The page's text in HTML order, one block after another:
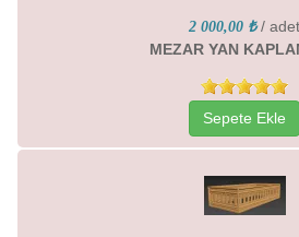
2 000,00 ₺ / adet
MEZAR YAN
Sepete Ekle